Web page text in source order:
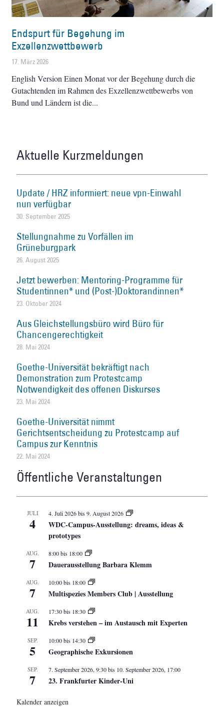
Endspurt für Begehung im
Exzellenzwettbewerb
17. März 2026
English Version Einen Monat vor der Begehung durch die
Gutachtenden im Rahmen des Exzellenzwettbewerbs von
Bund und Ländern ist die
Aktuelle Kurzmeldungen
Update / HRZ informiert: neue vpn-Einwahl
nun verfügbar
30. September 2025
Stellungnahme zu Vorfällen im
Grüneburgpark
26. August 2025
Jetzt bewerben: Mentoring-Programme für
Studentinnen* und (Post-)Doktorandinnen*
23. Oktober 2024
Aus Gleichstellungsbüro wird Büro für
Chancengerechtigkeit
28. Mai 2024
Goethe-Universität bekräftigt nach
Demonstration zum Protestcamp
Notwendigkeit des offenen Diskurses
23. Mai 2024
Goethe-Universität nimmt
Gerichtsentscheidung zu Protestcamp auf
Campus zur Kenntnis
22. Mai 2024
Öffentliche Veranstaltungen
JULI
4
4. Juli 2026bis9. August 2026
WDC-Campus-Ausstellung: dreams, ideas &
prototypes
AUG.
7
8:00bis 18:00
Dauerausstellung Barbara Klemm
AUG.
7
10:00bis 18:00
Multispezies Members Club | Ausstellung
AUG.
11
17:30bis 18:30
Krebs verstehen – im Austausch mit Experten
SEP.
5
10:00bis 14:30
Geographische Exkursionen
SEP.
7
7. September 2026, 9:30bis 10. September 2026, 17:00
23. Frankfurter Kinder-Uni
Kalender anzeigen